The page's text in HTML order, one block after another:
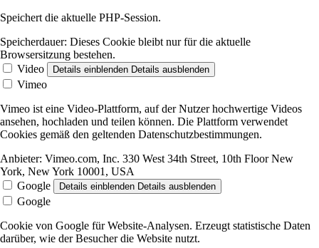
Speichert die aktuelle PHP-Session.
Speicherdauer: Dieses Cookie bleibt nur für die aktuelle
Browsersitzung bestehen.
Video
Details einblenden Details ausblenden
Vimeo
Vimeo ist eine Video-Plattform, auf der Nutzer hochwertige Videos
ansehen, hochladen und teilen können. Die Plattform verwendet
Cookies gemäß den geltenden Datenschutzbestimmungen.
Anbieter: Vimeo.com, Inc. 330 West 34th Street, 10th Floor New
York, New York 10001, USA
Google
Details einblenden Details ausblenden
Google
Cookie von Google für Website-Analysen. Erzeugt statistische Daten
darüber, wie der Besucher die Website nutzt.